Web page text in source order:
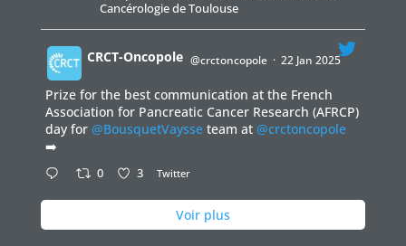
Cancérologie de Toulouse
;
CRCT-Oncopole @crctoncopole · 22 Jan 2025
Prize for the best communication at the French
Association for Pancreatic Cancer Research (AFRCP)
day for @BousquetVaysseteam at @crctoncopole
➡️
0 3 Twitter
Voir plus